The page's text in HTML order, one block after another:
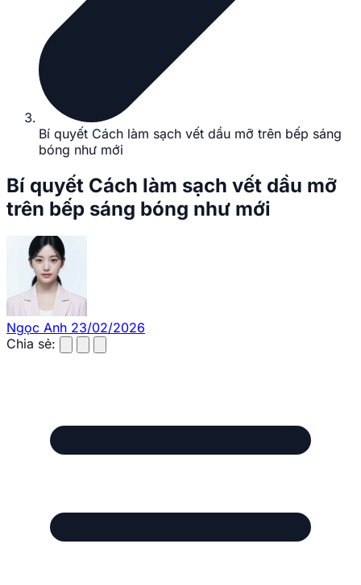
Bí quyết Cách làm sạch vết dầu mỡ trên bếp sáng
bóng như mới
Bí quyết Cách làm sạch vết dầu mỡ
trên bếp sáng bóng như mới
Ngọc Anh 23/02/2026
Chia sẻ: